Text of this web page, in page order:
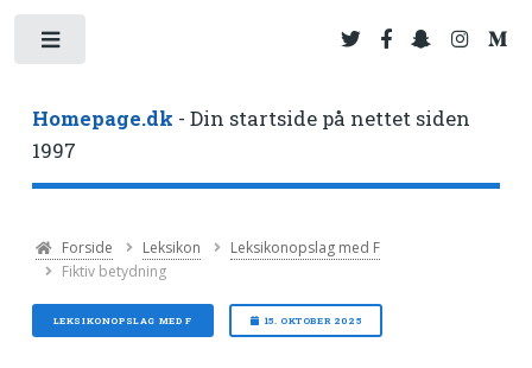
Homepage.dk - Din startside på nettet siden
1997
Forside Leksikon
Leksikonopslag med F
Fiktiv betydning
LEKSIKONOPSLAG MED F 15. OKTOBER 2025